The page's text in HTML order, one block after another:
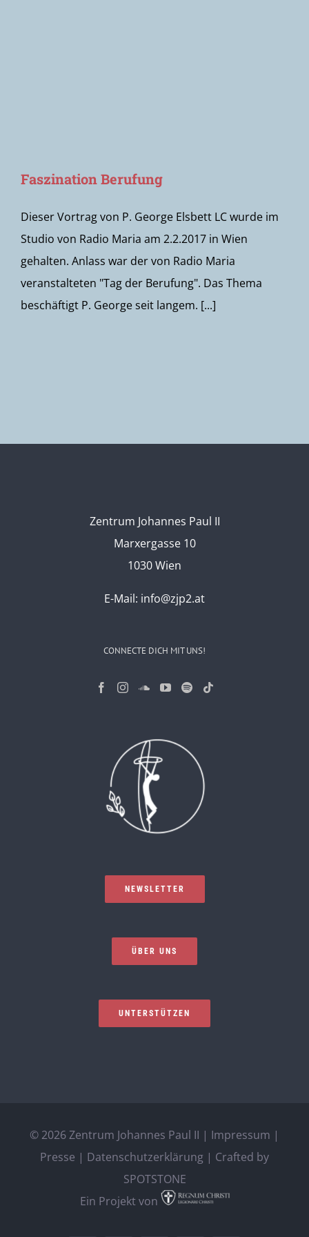
Faszination Berufung
Dieser Vortrag von P. George Elsbett LC wurde im
Studio von Radio Maria am 2.2.2017 in Wien
gehalten. Anlass war der von Radio Maria
veranstalteten "Tag der Berufung". Das Thema
beschäftigt P. George seit langem. [...]
Zentrum Johannes Paul II
Marxergasse 10
1030 Wien
E-Mail: info@zjp2.at
CONNECTE DICH MIT UNS!
NEWSLETTER
ÜBER UNS
UNTERSTÜTZEN
© 2026 Zentrum Johannes Paul II | Impressum |
Presse | Datenschutzerklärung | Crafted by
SPOTSTONE
Ein Projekt von